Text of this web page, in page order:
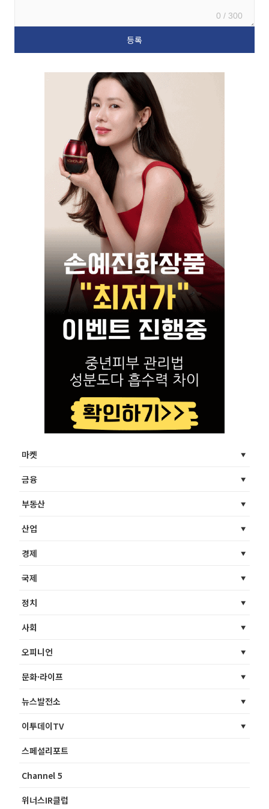
0 / 300
마켓
금융
부동산
산업
경제
국제
정치
사회
오피니언
문화·라이프
뉴스발전소
이투데이TV
스페셜리포트
Channel 5
위너스IR클럽